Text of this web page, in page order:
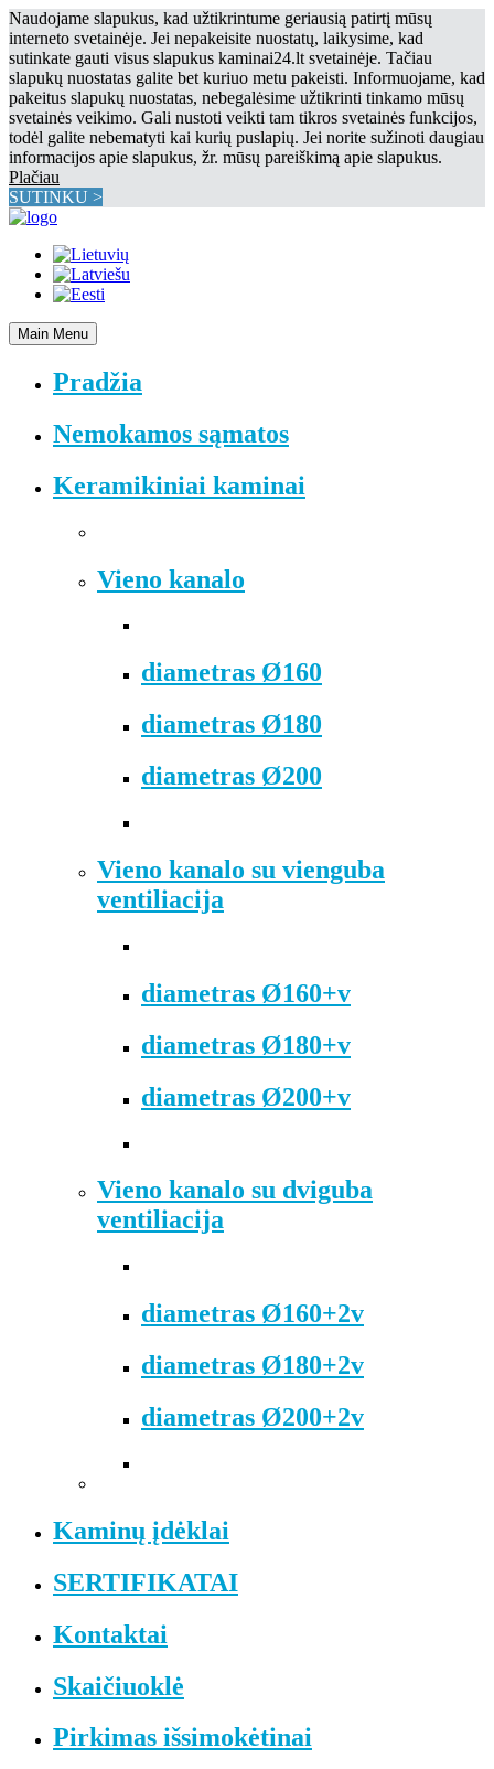
Naudojame slapukus, kad užtikrintume geriausią patirtį mūsų
interneto svetainėje. Jei nepakeisite nuostatų, laikysime, kad
sutinkate gauti visus slapukus kaminai24.lt svetainėje. Tačiau
slapukų nuostatas galite bet kuriuo metu pakeisti. Informuojame, kad
pakeitus slapukų nuostatas, nebegalėsime užtikrinti tinkamo mūsų
svetainės veikimo. Gali nustoti veikti tam tikros svetainės funkcijos,
todėl galite nebematyti kai kurių puslapių. Jei norite sužinoti daugiau
informacijos apie slapukus, žr. mūsų pareiškimą apie slapukus.
Plačiau
SUTINKU >
Main Menu
Pradžia
Nemokamos sąmatos
Keramikiniai kaminai
Vieno kanalo
diametras Ø160
diametras Ø180
diametras Ø200
Vieno kanalo su vienguba
ventiliacija
diametras Ø160+v
diametras Ø180+v
diametras Ø200+v
Vieno kanalo su dviguba
ventiliacija
diametras Ø160+2v
diametras Ø180+2v
diametras Ø200+2v
Kaminų įdėklai
SERTIFIKATAI
Kontaktai
Skaičiuoklė
Pirkimas išsimokėtinai